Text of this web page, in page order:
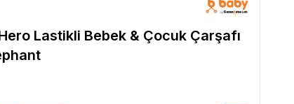
Lastikli Bebek & Çocuk Çarşafı